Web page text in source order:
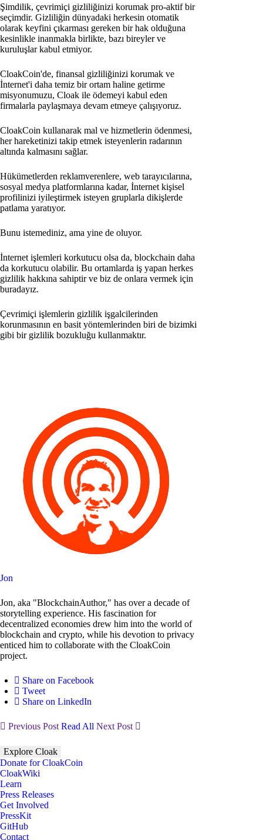
Şimdilik, çevrimiçi gizliliğinizi korumak pro-aktif bir
seçimdir. Gizliliğin dünyadaki herkesin otomatik
olarak keyfini çıkarması gereken bir hak olduğuna
kesinlikle inanmakla birlikte, bazı bireyler ve
kuruluşlar kabul etmiyor.
CloakCoin'de, finansal gizliliğinizi korumak ve
İnternet'i daha temiz bir ortam haline getirme
misyonumuzu, Cloak ile ödemeyi kabul eden
firmalarla paylaşmaya devam etmeye çalışıyoruz.
CloakCoin kullanarak mal ve hizmetlerin ödenmesi,
her hareketinizi takip etmek isteyenlerin radarının
altında kalmasını sağlar.
Hükümetlerden reklamverenlere, web tarayıcılarına,
sosyal medya platformlarına kadar, İnternet kişisel
profilinizi iyileştirmek isteyen gruplarla dikişlerde
patlama yaratıyor.
Bunu istemediniz, ama yine de oluyor.
İnternet işlemleri korkutucu olsa da, blockchain daha
da korkutucu olabilir. Bu ortamlarda iş yapan herkes
gizlilik hakkına sahiptir ve biz de onlara vermek için
buradayız.
Çevrimiçi işlemlerin gizlilik işgalcilerinden
korunmasının en basit yöntemlerinden biri de bizimki
gibi bir gizlilik bozukluğu kullanmaktır.
Jon
Jon, aka "BlockchainAuthor," has over a decade of
storytelling experience. His fascination for
decentralized economies drew him into the world of
blockchain and crypto, while his devotion to privacy
enticed him to collaborate with the CloakCoin
project.
Share on Facebook
Tweet
Share on LinkedIn
Previous Post Read All Next Post
Explore Cloak
Donate for CloakCoin
CloakWiki
Learn
Press Releases
Get Involved
PressKit
GitHub
Contact